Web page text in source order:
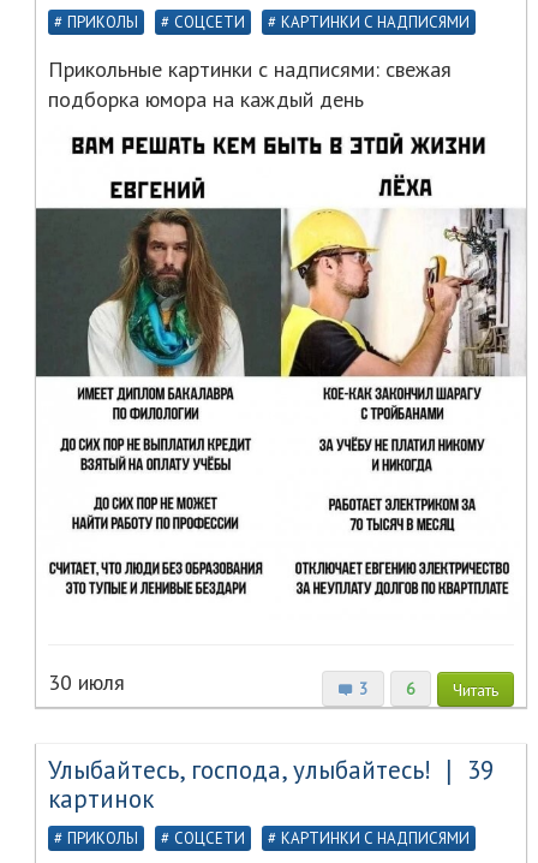
ПРИКОЛЫ СОЦСЕТИ КАРТИНКИ С НАДПИСЯМИ
Прикольные картинки с надписями: свежая
подборка юмора на каждый день
3 6 Читать
30 июля
Улыбайтесь, господа, улыбайтесь! ❘ 39
картинок
ПРИКОЛЫ СОЦСЕТИ КАРТИНКИ С НАДПИСЯМИ